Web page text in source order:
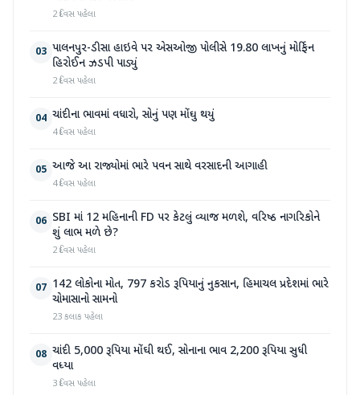
2 દિવસ પહેલા
03 પાલનપુર-ડીસા હાઇવે પર એસઓજી પોલીસે 19.80 લાખનું મોર્ફિન
હિરોઈન ઝડપી પાડ્યું
2 દિવસ પહેલા
04 ચાંદીના ભાવમાં વધારો, સોનું પણ મોંઘુ થયું
4 દિવસ પહેલા
05 આજે આ રાજ્યોમાં ભારે પવન સાથે વરસાદની આગાહી
4 દિવસ પહેલા
06 SBI માં 12 મહિનાની FD પર કેટલું વ્યાજ મળશે, વરિષ્ઠ નાગરિકોને
શું લાભ મળે છે?
2 દિવસ પહેલા
07 142 લોકોના મોત, 797 કરોડ રૂપિયાનું નુકસાન, હિમાચલ પ્રદેશમાં ભારે
ચોમાસાનો સામનો
23 કલાક પહેલા
08 ચાંદી 5,000 રૂપિયા મોંઘી થઈ, સોનાના ભાવ 2,200 રૂપિયા સુધી
વધ્યા
3 દિવસ પહેલા